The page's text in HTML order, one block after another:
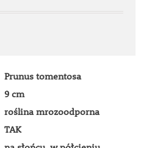
Prunus tomentosa
9 cm
roślina mrozoodporna
TAK